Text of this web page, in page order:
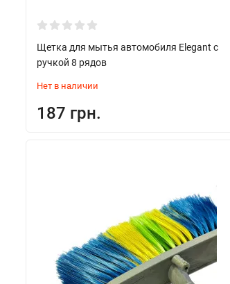
Щетка для мытья автомобиля Elegant с
ручкой 8 рядов
Нет в наличии
187 грн.